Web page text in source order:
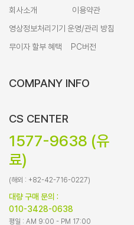
회사소개 이용약관
영상정보처리기기 운영/관리 방침
무이자 할부 혜택
PC버전
COMPANY INFO
CS CENTER
1577-9638 (유
료)
(해외 : +82-42-716-0227)
대량 구매 문의 :
010-3428-0638
평일 : AM 9:00 - PM 17:00